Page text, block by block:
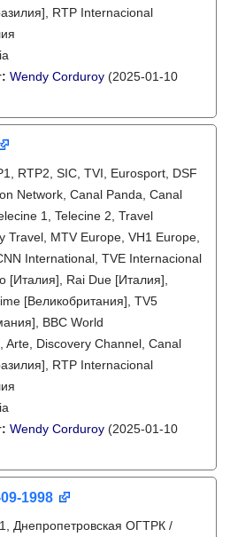
RTP Internacional
Wendy Corduroy (2025-01-10
RTP2, SIC, TVI, Eurosport, DSF
Network, Canal Panda, Canal
1, Telecine 2, Travel
Travel, MTV Europe, VH1 Europe,
International, TVE Internacional
[Италия], Rai Due [Италия],
[Великобритания], TV5
BBC World
Arte, Discovery Channel, Canal
RTP Internacional
Wendy Corduroy (2025-01-10
1998
Днепропетровская ОГТРК /